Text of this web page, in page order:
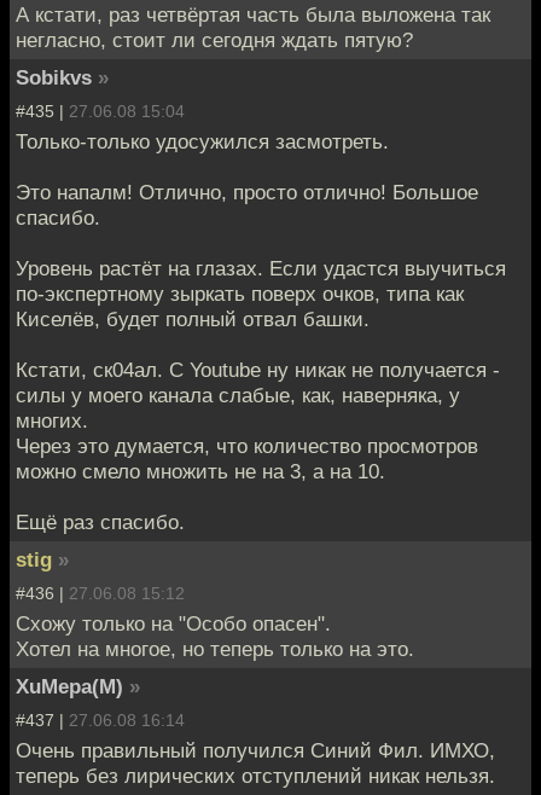
А кстати, раз четвёртая часть была выложена так
негласно, стоит ли сегодня ждать пятую?
Sobikvs »
#435 | 27.06.08 15:04
Только-только удосужился засмотреть.
Это напалм! Отлично, просто отлично! Большое
спасибо.
Уровень растёт на глазах. Если удастся выучиться
по-экспертному зыркать поверх очков, типа как
Киселёв, будет полный отвал башки.
Кстати, ск04ал. С Youtube ну никак не получается -
силы у моего канала слабые, как, наверняка, у
многих.
Через это думается, что количество просмотров
можно смело множить не на 3, а на 10.
Ещё раз спасибо.
stig »
#436 | 27.06.08 15:12
Схожу только на "Особо опасен".
Хотел на многое, но теперь только на это.
XuMepa(M) »
#437 | 27.06.08 16:14
Очень правильный получился Синий Фил. ИМХО,
теперь без лирических отступлений никак нельзя.